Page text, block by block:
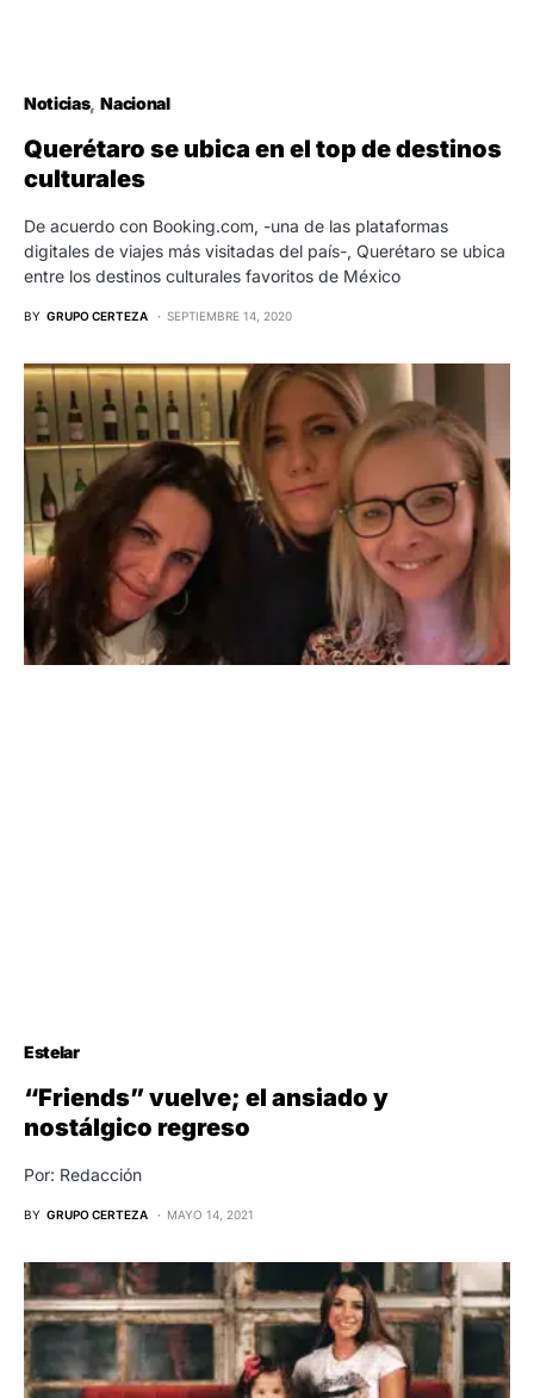
Noticias Nacional
Querétaro se ubica en el top de destinos
culturales
De acuerdo con Booking.com, -una de las plataformas
digitales de viajes más visitadas del país-, Querétaro se ubica
entre los destinos culturales favoritos de México
BY GRUPO CERTEZA SEPTIEMBRE 14, 2020
Estelar
“Friends” vuelve; el ansiado y
nostálgico regreso
Por: Redacción
BY GRUPO CERTEZA MAYO 14, 2021